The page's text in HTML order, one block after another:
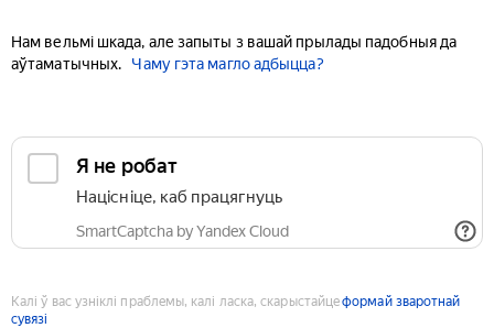
Нам вельмі шкада, але запыты з вашай прылады падобныя да
аўтаматычных.
Чаму гэта магло адбыцца?
Я не робат
Націсніце, каб працягнуць
SmartCaptcha by Yandex Cloud
Калі ў вас узніклі праблемы, калі ласка, скарыстайцеформай зваротнай
сувязі